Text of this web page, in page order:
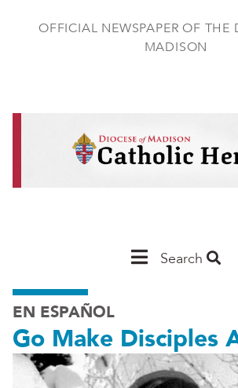
OFFICIAL NEWSPAPER OF THE
MADISON
Main
Madison
Search
EN ESPAÑOL
Go Make Disciples